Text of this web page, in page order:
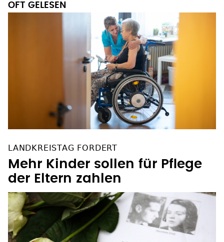
OFT GELESEN
LANDKREISTAG FORDERT
Mehr Kinder sollen für Pflege
der Eltern zahlen